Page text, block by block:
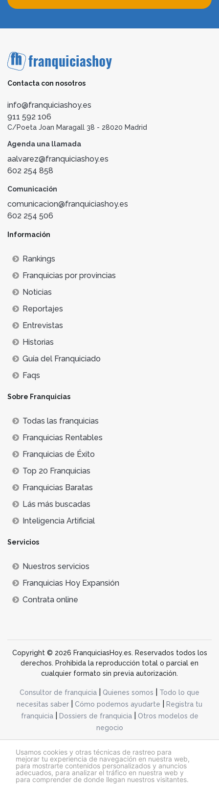
Usamos cookies y otras técnicas de rastreo para
mejorar tu experiencia de navegación en nuestra web,
para mostrarte contenidos personalizados y anuncios
adecuados, para analizar el tráfico en nuestra web y
para comprender de donde llegan nuestros visitantes.
Contacta con nosotros
info@franquiciashoy.es
911 592 106
C/Poeta Joan Maragall 38 - 28020 Madrid
Agenda una llamada
aalvarez@franquiciashoy.es
602 254 858
Comunicación
comunicacion@franquiciashoy.es
602 254 506
Información
Rankings
Franquicias por provincias
Noticias
Reportajes
Entrevistas
Historias
Guía del Franquiciado
Faqs
Sobre Franquicias
Todas las franquicias
Franquicias Rentables
Franquicias de Éxito
Top 20 Franquicias
Franquicias Baratas
Lás más buscadas
Inteligencia Artificial
Servicios
Nuestros servicios
Franquicias Hoy Expansión
Contrata online
Copyright © 2026 FranquiciasHoy.es. Reservados todos los
derechos. Prohibida la reproducción total o parcial en
cualquier formato sin previa autorización.
Consultor de franquicia Quienes somos
Todo lo que
necesitas saber
Cómo podemos ayudarte
Registra tu
franquicia| Dossiers de franquicia|
Otros modelos de
negocio
@franquiciashoy.es |Aviso legal| Política de cookies|Política de privacidad